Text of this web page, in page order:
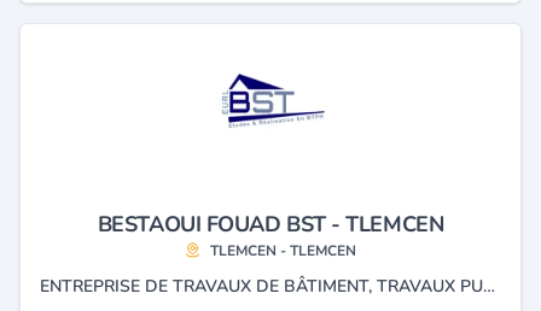
BESTAOUI FOUAD BST - TLEMCEN
TLEMCEN - TLEMCEN
ENTREPRISE DE TRAVAUX DE BÂTIMENT, TRAVAUX PUBLICS, HYDRAULIQUE ET MAINTENANCE INDUSTRIELLE.